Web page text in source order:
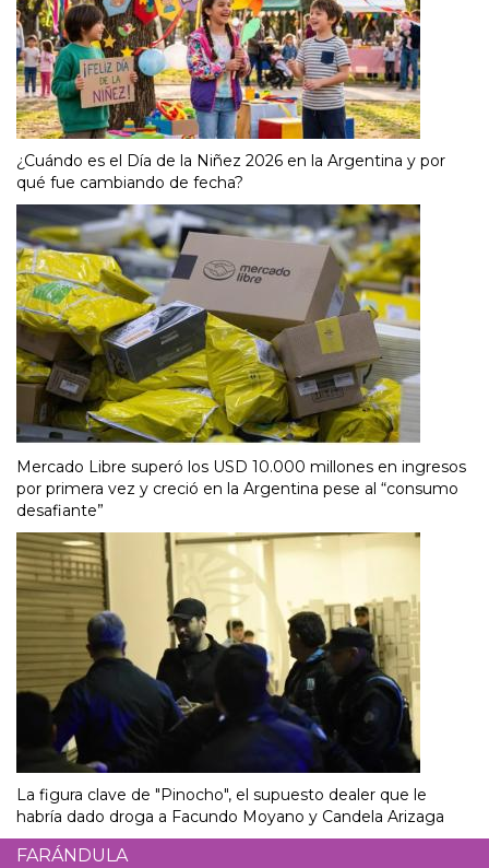
¿Cuándo es el Día de la Niñez 2026 en la Argentina y por
qué fue cambiando de fecha?
Mercado Libre superó los USD 10.000 millones en ingresos
por primera vez y creció en la Argentina pese al “consumo
desafiante”
La figura clave de "Pinocho", el supuesto dealer que le
habría dado droga a Facundo Moyano y Candela Arizaga
FARÁNDULA